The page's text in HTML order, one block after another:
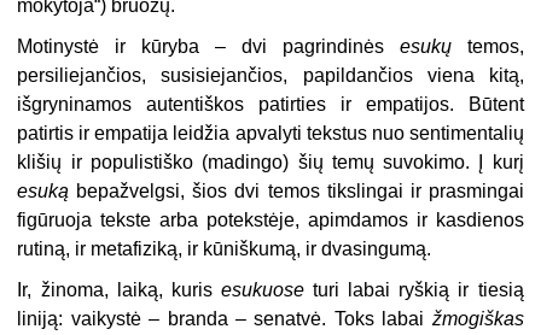
mokytoja“) bruožų.
Motinystė ir kūryba – dvi pagrindinės esukųtemos,
persiliejančios, susisiejančios, papildančios viena kitą,
išgryninamos autentiškos patirties ir empatijos. Būtent
patirtis ir empatija leidžia apvalyti tekstus nuo sentimentalių
klišių ir populistiško (madingo) šių temų suvokimo. Į kurį
esuką bepažvelgsi, šios dvi temos tikslingai ir prasmingai
figūruoja tekste arba potekstėje, apimdamos ir kasdienos
rutiną, ir metafiziką, ir kūniškumą, ir dvasingumą.
Ir, žinoma, laiką, kuris esukuoseturi labai ryškią ir tiesią
liniją: vaikystė – branda – senatvė. Toks labai žmogiškas